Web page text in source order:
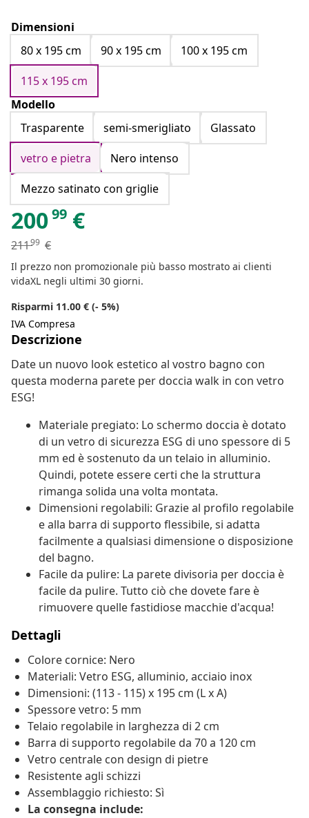
Dimensioni
80 x 195 cm
90 x 195 cm
100 x 195 cm
115 x 195 cm
Modello
Trasparente
semi-smerigliato
Glassato
vetro e pietra
Nero intenso
Mezzo satinato con griglie
20099 €
21199 €
Il prezzo non promozionale più basso mostrato ai clienti
vidaXL negli ultimi 30 giorni.
Risparmi 11.00 € (- 5%)
IVA Compresa
Descrizione
Date un nuovo look estetico al vostro bagno con
questa moderna parete per doccia walk in con vetro
ESG!
Materiale pregiato: Lo schermo doccia è dotato
di un vetro di sicurezza ESG di uno spessore di 5
mm ed è sostenuto da un telaio in alluminio.
Quindi, potete essere certi che la struttura
rimanga solida una volta montata.
Dimensioni regolabili: Grazie al profilo regolabile
e alla barra di supporto flessibile, si adatta
facilmente a qualsiasi dimensione o disposizione
del bagno.
Facile da pulire: La parete divisoria per doccia è
facile da pulire. Tutto ciò che dovete fare è
rimuovere quelle fastidiose macchie d'acqua!
Dettagli
Colore cornice: Nero
Materiali: Vetro ESG, alluminio, acciaio inox
Dimensioni: (113 - 115) x 195 cm (L x A)
Spessore vetro: 5 mm
Telaio regolabile in larghezza di 2 cm
Barra di supporto regolabile da 70 a 120 cm
Vetro centrale con design di pietre
Resistente agli schizzi
Assemblaggio richiesto: Sì
La consegna include: